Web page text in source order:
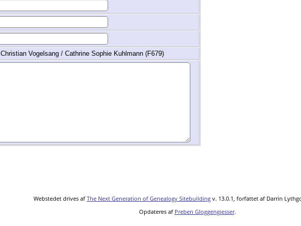
Vogelsang / Cathrine Sophie Kuhlmann (F679)
Webstedet drives af The Next Generation of Genealogy Sitebuilding v. 13.0.1, forfattet af Darrin
Opdateres af Preben Gloggengiesser.